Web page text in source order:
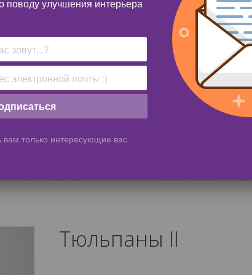
Тюльпаны II
поводу улучшения интерьера
только интересующие вас